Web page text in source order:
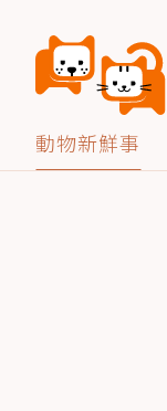
動物新鮮事